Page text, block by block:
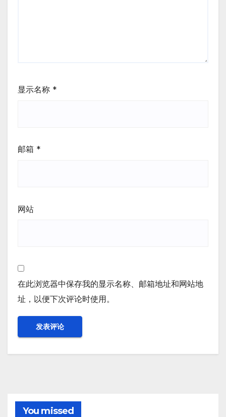
显示名称 *
邮箱 *
网站
在此浏览器中保存我的显示名称、邮箱地址和网站地
址，以便下次评论时使用。
You missed